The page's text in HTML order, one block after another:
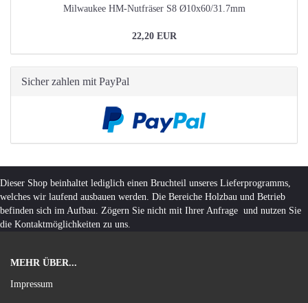
Milwaukee HM-Nutfräser S8 Ø10x60/31.7mm
22,20 EUR
Sicher zahlen mit PayPal
Dieser Shop beinhaltet lediglich einen Bruchteil unseres Lieferprogramms,
welches wir laufend ausbauen werden. Die Bereiche Holzbau und Betrieb
befinden sich im Aufbau. Zögern Sie nicht mit Ihrer Anfrage und nutzen Sie
die Kontaktmöglichkeiten zu uns.
MEHR ÜBER...
Impressum